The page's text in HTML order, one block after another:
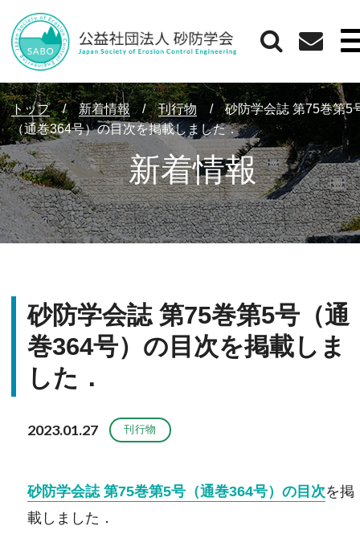
新着情報
トップ / 新着情報 / 刊行物 /
砂防学会誌 第75巻第5
（通巻364号）の目次を掲載しました．
砂防学会誌 第75巻第5号（通
巻364号）の目次を掲載しま
した．
2023.01.27 刊行物
砂防学会誌 第75巻第5号（通巻364号）の目次を掲
載しました．